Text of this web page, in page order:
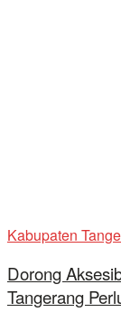
Kabupaten
Dorong
Tangerang